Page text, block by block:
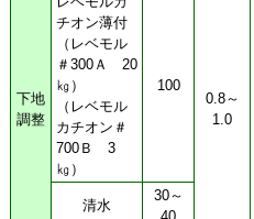
下地
調整
チオン薄付
（レベモル
＃300Ａ 20
㎏）
（レベモル
カチオン＃
700Ｂ 3
㎏）
100
0.8～
1.0
清水
30～